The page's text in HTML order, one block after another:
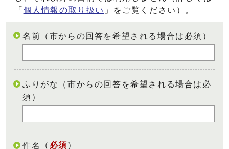
「 個人情報の取り扱い 」をご覧ください）。
名前（市からの回答を希望される場合は必須）
ふりがな（市からの回答を希望される場合は必
須）
件名 （ 必須 ）